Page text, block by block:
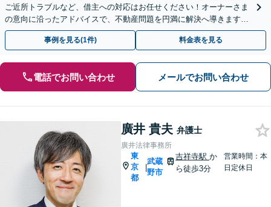
ご近所トラブルなど、借主への対応はお任せください！オーナーさま
の意向に沿ったアドバイスで、不動産問題を円満に解決へ導きます。
契約書の作成・チェックなども◎
事例を見る(1件) 料金表を見る
電話でお問い合わせ メールでお問い合わせ
廣井 貴夫 弁護士
廣井法律事務所
東
京
都
|
武蔵
野市
吉祥寺駅か
ら徒歩3分
営業時間：本
日定休日